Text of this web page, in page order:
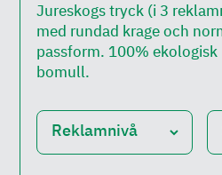
Jureskogs tryck (i 3
med rundad krage och
passform. 100% ekologisk
bomull.